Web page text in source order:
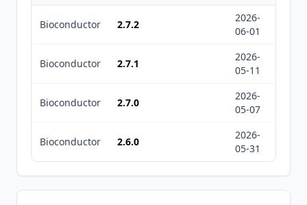
Bioconductor 2.7.2
2026-
06-01
Bioconductor 2.7.1
2026-
05-11
Bioconductor 2.7.0
2026-
05-07
Bioconductor 2.6.0
2026-
05-31